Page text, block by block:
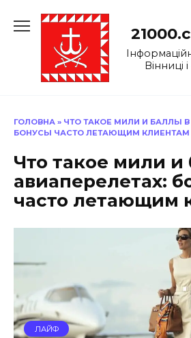
до
Вінниці
ГОЛОВНА » ЧТО ТАКОЕ МИЛИ И БАЛЛЫ В
БОНУСЫ ЧАСТО ЛЕТАЮЩИМ КЛИЕНТАМ
Что такое мили и
авиаперелетах:
часто летающим
ЛАЙФ